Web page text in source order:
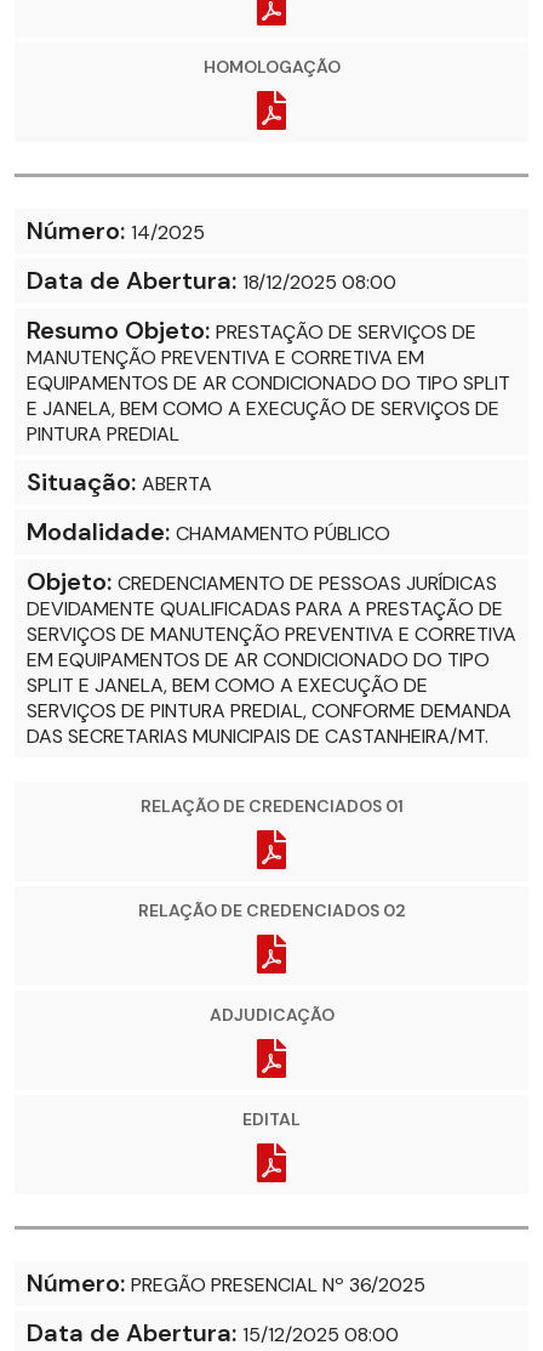
HOMOLOGAÇÃO
Número: 14/2025
Data de Abertura: 18/12/2025 08:00
Resumo Objeto: PRESTAÇÃO DE SERVIÇOS DE
MANUTENÇÃO PREVENTIVA E CORRETIVA EM
EQUIPAMENTOS DE AR CONDICIONADO DO TIPO SPLIT
E JANELA, BEM COMO A EXECUÇÃO DE SERVIÇOS DE
PINTURA PREDIAL
Situação: ABERTA
Modalidade: CHAMAMENTO PÚBLICO
Objeto: CREDENCIAMENTO DE PESSOAS JURÍDICAS
DEVIDAMENTE QUALIFICADAS PARA A PRESTAÇÃO DE
SERVIÇOS DE MANUTENÇÃO PREVENTIVA E CORRETIVA
EM EQUIPAMENTOS DE AR CONDICIONADO DO TIPO
SPLIT E JANELA, BEM COMO A EXECUÇÃO DE
SERVIÇOS DE PINTURA PREDIAL, CONFORME DEMANDA
DAS SECRETARIAS MUNICIPAIS DE CASTANHEIRA/MT.
RELAÇÃO DE CREDENCIADOS 01
RELAÇÃO DE CREDENCIADOS 02
ADJUDICAÇÃO
EDITAL
Número: PREGÃO PRESENCIAL Nº 36/2025
Data de Abertura: 15/12/2025 08:00